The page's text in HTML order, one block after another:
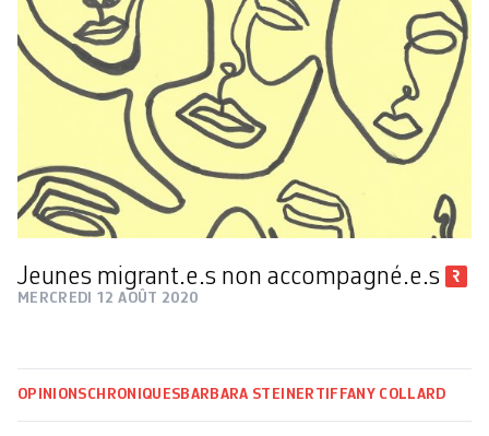
Jeunes migrant.e.s non accompagné.e.s
MERCREDI 12 AOÛT 2020
OPINIONSCHRONIQUES BARBARA STEINER TIFFANY COLLARD